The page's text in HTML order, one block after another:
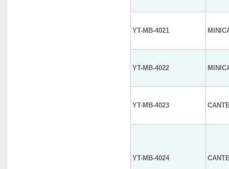
YT-MB-4021
YT-MB-4022
YT-MB-4023
YT-MB-4024